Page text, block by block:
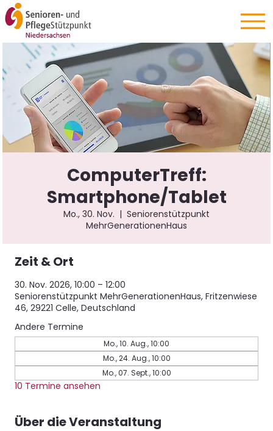
ComputerTreff:
Smartphone/Tablet
Mo., 30. Nov.
  |
Seniorenstützpunkt
MehrGenerationenHaus
Zeit & Ort
30. Nov. 2026, 10:00 – 12:00
Seniorenstützpunkt MehrGenerationenHaus, Fritzenwiese
46, 29221 Celle, Deutschland
Andere Termine
Mo., 10. Aug., 10:00
Mo., 24. Aug., 10:00
Mo., 07. Sept., 10:00
10 Termine ansehen
Über die Veranstaltung